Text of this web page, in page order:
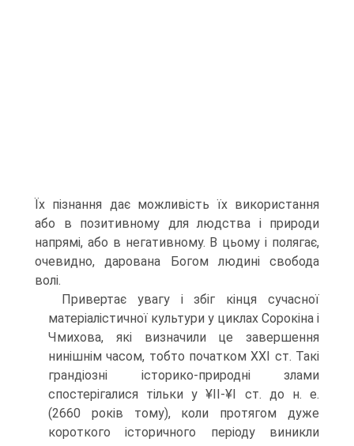
Їх пізнання дає можливість їх використання
або в позитивному для людства і при­роди
напрямі, або в негативному. В цьому і полягає,
очевидно, дарована Богом лю­дині свобода
волі.
Привертає увагу і збіг кінця сучасної
матеріалістичної культури у циклах Сорокіна і
Чмихова, які визначили це завершення
нинішнім часом, тобто по­чатком XXI ст. Такі
грандіозні історико-природні злами
спостерігалися тільки у ¥ІІ-¥І ст. до н. е.
(2660 років тому), коли протягом дуже
короткого історичного періоду виникли